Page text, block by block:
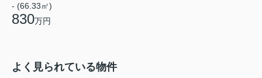
- (66.33㎡)
830万円
よく見られている物件